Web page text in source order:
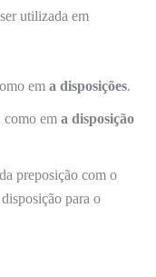
utilizada em
em a disposições.
como em a disposição
preposição com o
para o